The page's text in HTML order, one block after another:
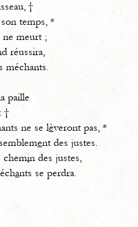
†
temps, *
ne meurt ;
réussira,
méchants.
paille
†
ne se lèveront pas, *
ent des justes.
chemin des justes,
ants se perdra.